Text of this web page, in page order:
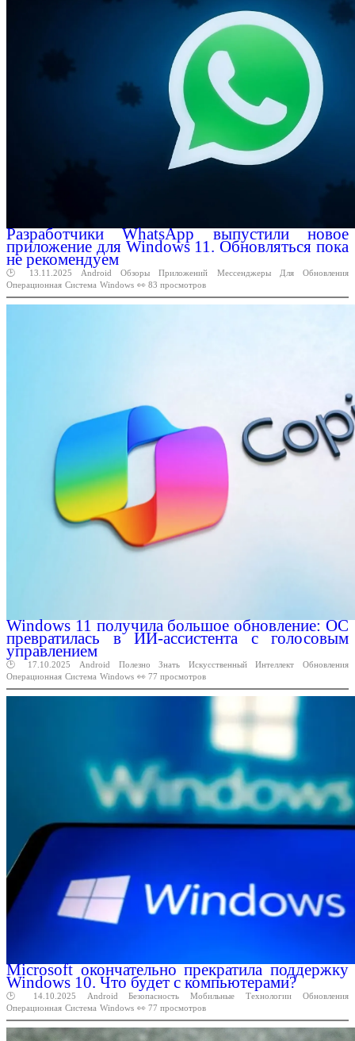
Разработчики WhatsApp выпустили новое
приложение для Windows 11. Обновляться пока
не рекомендуем
🕑 13.11.2025 Android Обзоры Приложений Мессенджеры Для
Обновления
Операционная Система Windows 👀 83 просмотров
Windows 11 получила большое обновление: ОС
превратилась в ИИ-ассистента с голосовым
управлением
🕑 17.10.2025 Android Полезно Знать Искусственный Интеллект
Обновления
Операционная Система Windows 👀 77 просмотров
Microsoft окончательно прекратила поддержку
Windows 10. Что будет с компьютерами?
🕑 14.10.2025 Android Безопасность Мобильные Технологии
Обновления
Операционная Система Windows 👀 77 просмотров